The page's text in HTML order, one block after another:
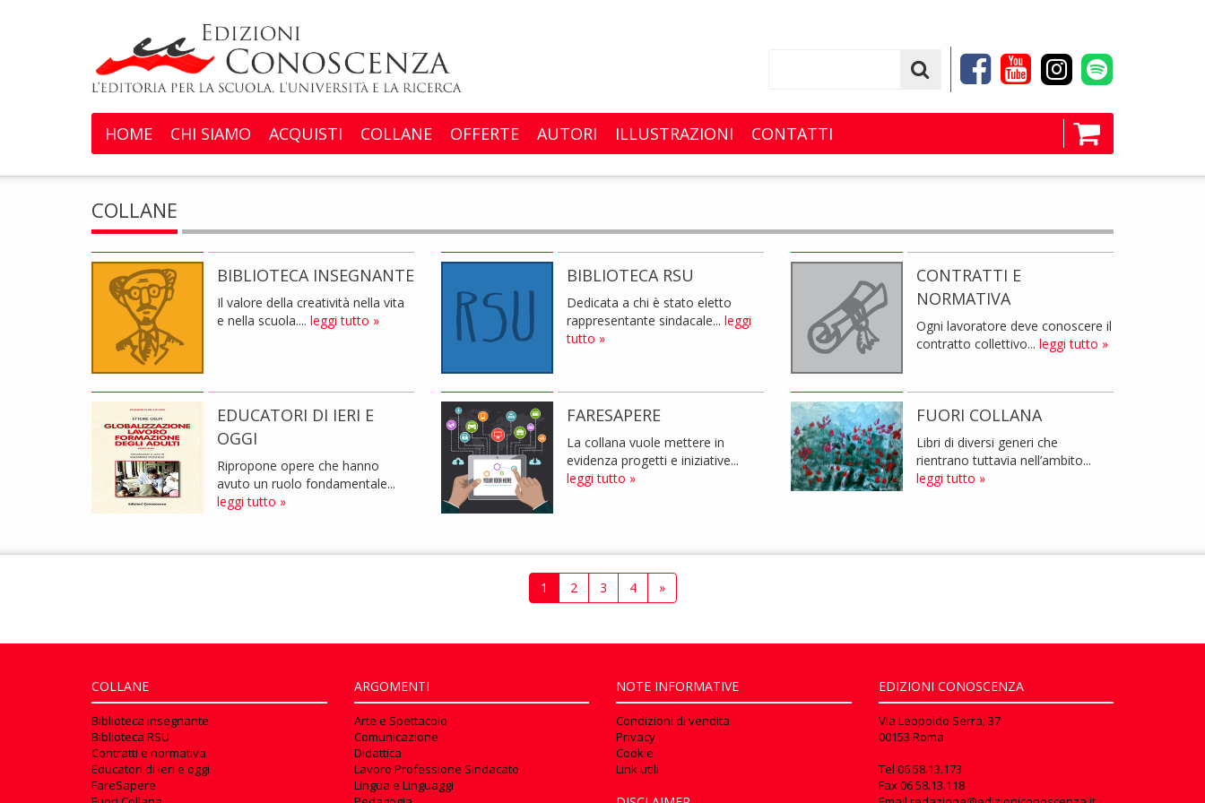
HOME CHI SIAMO ACQUISTI COLLANE OFFERTE AUTORI ILLUSTRAZIONI CONTATTI
COLLANE
BIBLIOTECA INSEGNANTE
Il valore della creatività nella vita
e nella scuola.... leggi tutto »
BIBLIOTECA RSU
Dedicata a chi è stato eletto
rappresentante sindacale... leggi
tutto »
CONTRATTI E
NORMATIVA
Ogni lavoratore deve conoscere il
contratto collettivo... leggi tutto »
EDUCATORI DI IERI E
OGGI
Ripropone opere che hanno
avuto un ruolo fondamentale...
leggi tutto »
FARESAPERE
La collana vuole mettere in
evidenza progetti e iniziative...
leggi tutto »
FUORI COLLANA
Libri di diversi generi che
rientrano tuttavia nell’ambito...
leggi tutto »
1 2 3 4 »
COLLANE
Biblioteca insegnante
Biblioteca RSU
Contratti e normativa
Educatori di ieri e oggi
FareSapere
ARGOMENTI
Arte e Spettacolo
Comunicazione
Didattica
Lavoro Professione Sindacato
Lingua e Linguaggi
NOTE INFORMATIVE
Condizioni di vendita
Privacy
Cookie
Link utili
EDIZIONI CONOSCENZA
Via Leopoldo Serra, 37
00153 Roma
Tel 06 58.13.173
Fax06 58.13.118